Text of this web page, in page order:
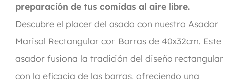
preparación de tus comidas al aire libre.
Descubre el placer del asado con nuestro Asador
Marisol Rectangular con Barras de 40x32cm. Este
asador fusiona la tradición del diseño rectangular
con la eficacia de las barras, ofreciendo una